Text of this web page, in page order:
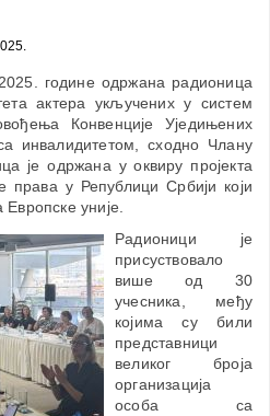
године одржана радионица
актера укључених у систем
Конвенције Уједињених
инвалидитетом, сходно Члану
је одржана у оквиру пројекта
права у Републици Србији који
уније.
Радионици је
присуствовало
више од 30
учесника, међу
којима су били
представници
великог броја
организација
особа са